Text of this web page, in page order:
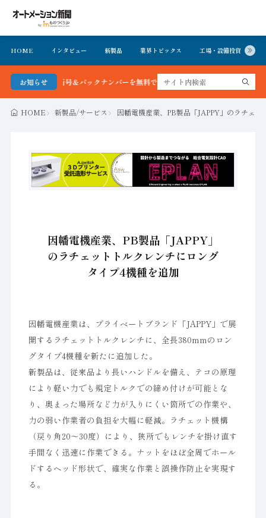
HOME インタビュー 新製品 業界トピックス 工場・設備投資
お知らせ
新聞 最新号＆バックナンバーを無料で公開中 詳細はこちら
HOME 新製品/サービス 因幡電機産業、PB製品「JAPPY」のラチェ
因幡電機産業、PB製品「JAPPY」
のラチェットトルクレンチにロング
タイプ4機種を追加
因幡電機産業は、プライベートブランド「JAPPY」で展
開するラチェットトルクレンチに、全長380mmのロン
グタイプ4機種を新たに追加した。
新製品は、従来品より長いハンドルを備え、テコの原理
により軽い力でも規定トルクでの締め付けが可能とな
り、奥まった場所など力が入りにくい箇所での作業や、
力の弱い作業者の負担を大幅に軽減。ラチェット機構
（戻り角20～30度）により、狭所でもレンチを掛け直す
手間なく迅速に作業できる。ナットをほぼ全周でホール
ドするヘッド形状で、確実な作業と誤操作防止を実現す
る。